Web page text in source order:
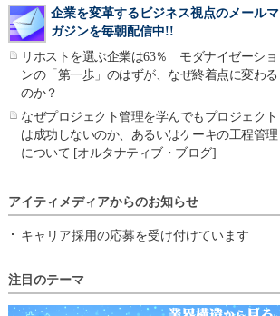
企業を変革するビジネス視点のメールマ
ガジンを毎朝配信中!!
リホストを選ぶ企業は63％ モダナイゼーショ
ンの「第一歩」のはずが、なぜ終着点に変わる
のか？
なぜプロジェクト管理を学んでもプロジェクト
は成功しないのか、あるいはケーキの工程管理
について [オルタナティブ・ブログ]
アイティメディアからのお知らせ
キャリア採用の応募を受け付けています
注目のテーマ